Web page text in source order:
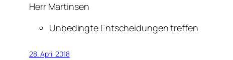
Herr Martinsen
Unbedingte Entscheidungen treffen
28. April 2018